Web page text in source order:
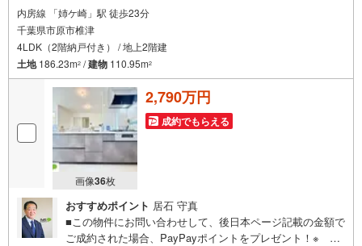
内房線 「姉ケ崎」駅 徒歩23分
千葉県市原市椎津
4LDK（2階納戸付き） / 地上2階建
土地186.23m2 /建物 110.95m2
画像36枚
2,790万円
成約でもらえる
おすすめポイント 居石 守真
■この物件にお問い合わせして、後日本ページ記載の金額で
ご成約された場合、PayPayポイントをプレゼント！※ 条